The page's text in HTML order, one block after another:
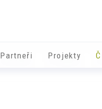
Partneři ​​Projekty